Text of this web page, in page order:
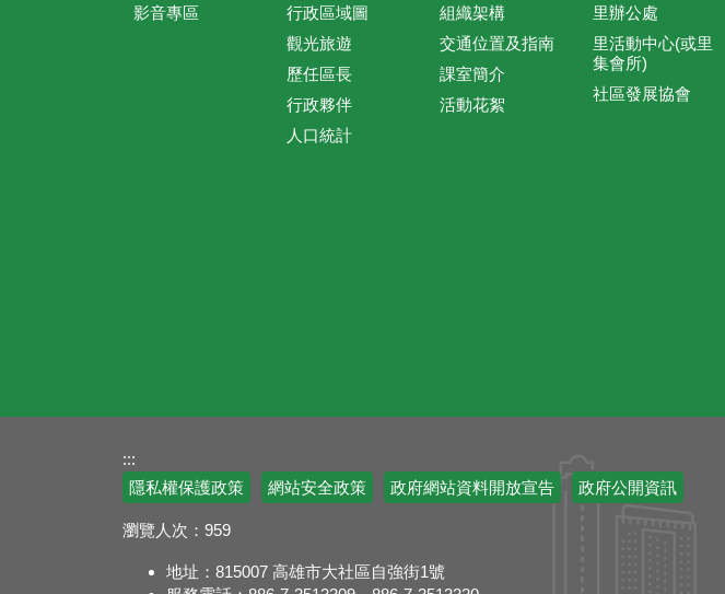
影音專區
行政區域圖
觀光旅遊
歷任區長
行政夥伴
人口統計
組織架構
交通位置及指南
課室簡介
活動花絮
里辦公處
里活動中心(或里
集會所)
社區發展協會
:::
隱私權保護政策
網站安全政策 政府網站資料開放宣告 政府公開資訊
瀏覽人次： 959
地址：815007 高雄市大社區自強街1號